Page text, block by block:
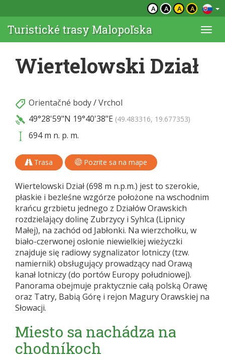
A A A A
Turistické trasy Malopoľska
Wiertelowski Dział
Orientačné body/Vrchol
49°28'59"N 19°40'38"E (49.483316, 19.677353)
694 m n. p. m.
Trasa Pozrite sa na mape
Wiertelowski Dział (698 m n.p.m.) jest to szerokie,
płaskie i bezleśne wzgórze położone na wschodnim
krańcu grzbietu jednego z Działów Orawskich
rozdzielający dolinę Zubrzycy i Syhlca (Lipnicy
Małej), na zachód od Jabłonki. Na wierzchołku, w
biało-czerwonej osłonie niewielkiej wieżyczki
znajduje się radiowy sygnalizator lotniczy (tzw.
namiernik) obsługujący prowadzący nad Orawą
kanał lotniczy (do portów Europy południowej).
Panorama obejmuje praktycznie całą polską Orawę
oraz Tatry, Babią Górę i rejon Magury Orawskiej na
Słowacji.
Miesto sa nachádza na
chodníkoch